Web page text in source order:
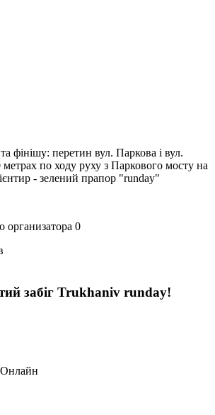
фінішу: перетин вул. Паркова і вул.
по ходу руху з Паркового мосту на
- зелений прапор "runday"
0
забіг Trukhaniv runday!